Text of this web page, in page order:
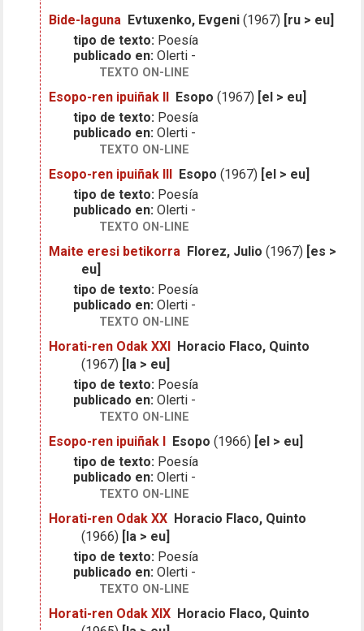
Bide-laguna Evtuxenko, Evgeni (1967) [ru > eu]
tipo de texto: Poesía
publicado en: Olerti -
TEXTO ON-LINE
Esopo-ren ipuiñak II Esopo (1967) [el > eu]
tipo de texto: Poesía
publicado en: Olerti -
TEXTO ON-LINE
Esopo-ren ipuiñak III Esopo (1967) [el > eu]
tipo de texto: Poesía
publicado en: Olerti -
TEXTO ON-LINE
Maite eresi betikorra Florez, Julio (1967) [es >
eu]
tipo de texto: Poesía
publicado en: Olerti -
TEXTO ON-LINE
Horati-ren Odak XXI
Horacio Flaco, Quinto
(1967)
[la > eu]
tipo de texto: Poesía
publicado en: Olerti -
TEXTO ON-LINE
Esopo-ren ipuiñak I Esopo (1966) [el > eu]
tipo de texto: Poesía
publicado en: Olerti -
TEXTO ON-LINE
Horati-ren Odak XX Horacio Flaco, Quinto
(1966)
[la > eu]
tipo de texto: Poesía
publicado en: Olerti -
TEXTO ON-LINE
Horati-ren Odak XIX Horacio Flaco, Quinto